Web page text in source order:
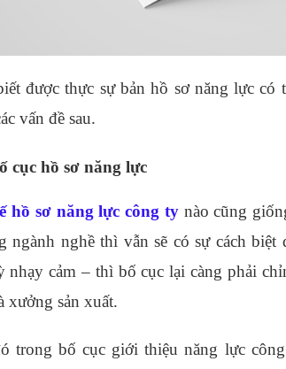
được thực sự bản hồ sơ năng lực có
vấn đề sau.
cục hồ sơ năng lực
hồ sơ năng lực công tynào cũng
ngành nghề thì vẫn sẽ có sự cách biệt
nhạy cảm – thì bố cục lại càng phải
xưởng sản xuất.
trong bố cục giới thiệu năng lực